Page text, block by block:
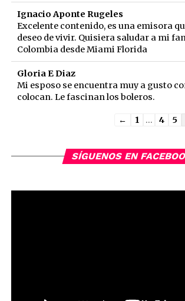
Ignacio Aponte Rugeles
Excelente contenido, es una emisora
deseo de vivir. Quisiera saludar a mi
Colombia desde Miami Florida
Gloria E Diaz
Mi esposo se encuentra muy a gusto
colocan. Le fascinan los boleros.
Guestbook
← 1 ... 4 5
SÍGUENOS EN
Reproductor